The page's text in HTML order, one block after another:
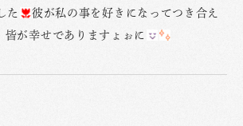
た
彼が私の事を好きになってつき合え
皆が幸せでありますょぉに